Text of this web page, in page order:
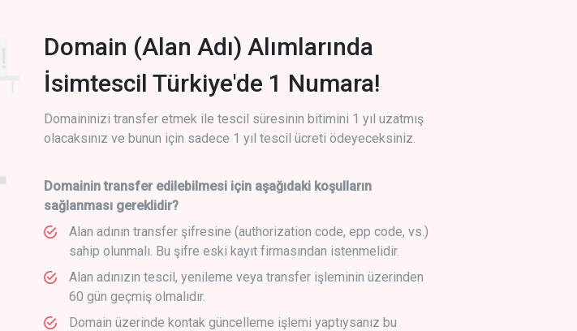
Domain (Alan Adı) Alımlarında
İsimtescil Türkiye'de 1 Numara!
Domaininizi transfer etmek ile tescil süresinin bitimini 1 yıl uzatmış
olacaksınız ve bunun için sadece 1 yıl tescil ücreti ödeyeceksiniz.
Domainin transfer edilebilmesi için aşağıdaki koşulların
sağlanması gereklidir?
Alan adının transfer şifresine (authorization code, epp code, vs.)
sahip olunmalı. Bu şifre eski kayıt firmasından istenmelidir.
Alan adınızın tescil, yenileme veya transfer işleminin üzerinden
60 gün geçmiş olmalıdır.
Domain üzerinde kontak güncelleme işlemi yaptıysanız bu